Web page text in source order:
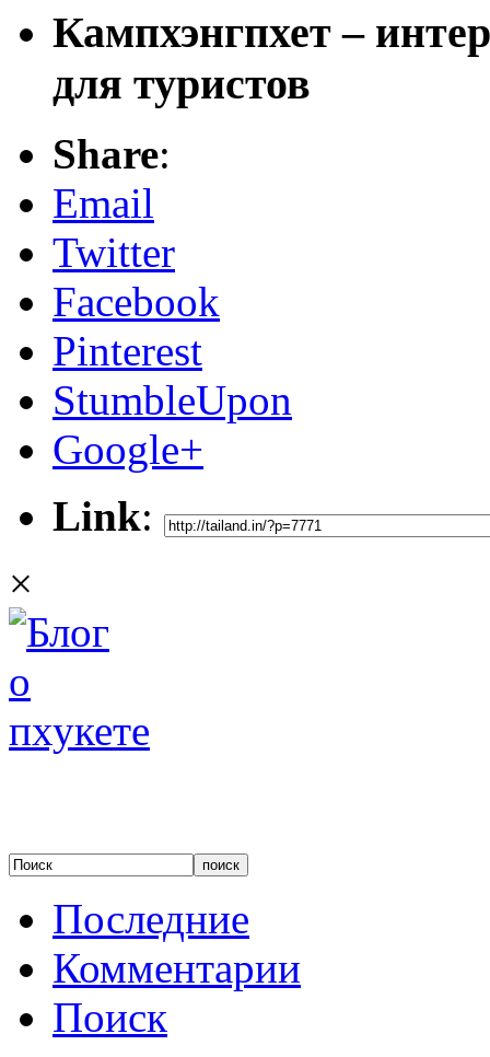
Кампхэнгпхет –
для туристов
Share:
Email
Twitter
Facebook
Pinterest
StumbleUpon
Google+
Link:
×
Последние
Комментарии
Поиск